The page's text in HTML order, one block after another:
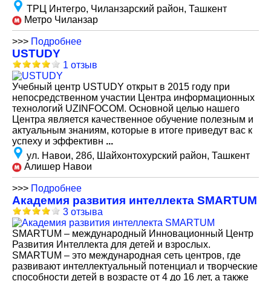
ТРЦ Интегро, Чиланзарский район, Ташкент
Метро Чиланзар
>>> Подробнее
USTUDY
1 отзыв
Учебный центр USTUDY открыт в 2015 году при
непосредственном участии Центра информационных
технологий UZINFOCOM. Основной целью нашего
Центра является качественное обучение полезным и
актуальным знаниям, которые в итоге приведут вас к
успеху и эффективн ...
ул. Навои, 28б, Шайхонтохурский район, Ташкент
Алишер Навои
>>> Подробнее
Академия развития интеллекта SMARTUM
3 отзыва
SMARTUМ – международный Инновационный Центр
Развития Интеллекта для детей и взрослых.
SMARTUM – это международная сеть центров, где
развивают интеллектуальный потенциал и творческие
способности детей в возрасте от 4 до 16 лет, а также